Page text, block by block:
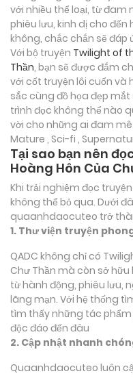
với nhiều thể loại, từ đam
phiêu lưu, kinh dị cho
không, chắc chắn sẽ đáp
Với bộ truyện Twilight of
Thần, bạn sẽ được đắm
với cốt truyện lôi cuốn và
sắc cùng đồ họa đẹp
trình đọc không thể nào
vời cho những ai đam mê
Mature , Sci-fi ,
Tại sao bạn nên
Hoàng Hôn Của
Khi trải nghiệm đọc
không thể bỏ qua. Dưới
quaanhdaocuteo trở
1. Thư viện truyện
QADC không chỉ có
Chư Thần mà còn sở
từ hành động, phiêu lưu,
lãng mạn. Với hệ thống
tìm thấy những tác
độc đáo đến đâu
2. Cập nhật nhanh
Quaanhdaocuteo luôn